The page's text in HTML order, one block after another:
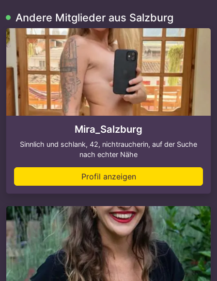
Andere Mitglieder aus Salzburg
Mira_Salzburg
Sinnlich und schlank, 42, nichtraucherin, auf der Suche
nach echter Nähe
Profil anzeigen